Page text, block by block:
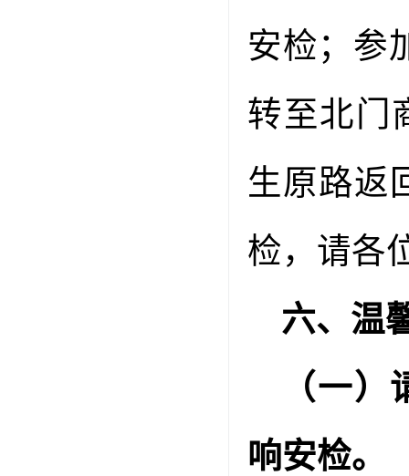
安检；参
转至北门
生原路返
检，请各
六、温
（一
响安检。